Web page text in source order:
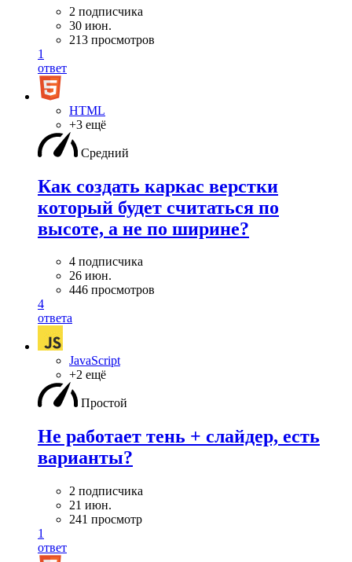
2 подписчика
30 июн.
213 просмотров
1
ответ
HTML
+3 ещё
Средний
Как создать каркас верстки
который будет считаться по
высоте, а не по ширине?
4 подписчика
26 июн.
446 просмотров
4
ответа
JavaScript
+2 ещё
Простой
Не работает тень + слайдер, есть
варианты?
2 подписчика
21 июн.
241 просмотр
1
ответ